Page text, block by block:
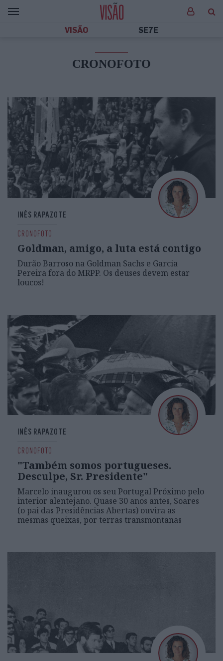
VISÃO SE7E
CRONOFOTO
CRONOFOTO
Goldman, amigo, a luta está contigo
Durão Barroso na Goldman Sachs e Garcia
Pereira fora do MRPP. Os deuses devem estar
loucos!
INÊS RAPAZOTE
CRONOFOTO
"Também somos portugueses.
Desculpe, Sr. Presidente"
Marcelo inaugurou os seu Portugal Próximo pelo
interior alentejano. Quase 30 anos antes, Soares
(o pai das Presidências Abertas) ouvira as
mesmas queixas, por terras transmontanas
INÊS RAPAZOTE